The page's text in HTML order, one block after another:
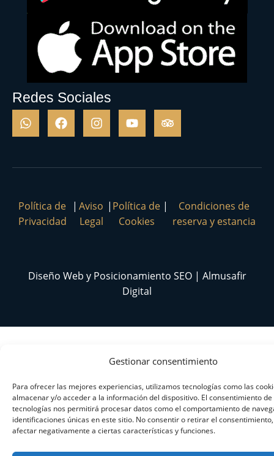
Gestionar consentimiento
Para ofrecer las mejores experiencias, utilizamos tecnologías como las
almacenar y/o acceder a la información del dispositivo. El consentimiento de
tecnologías nos permitirá procesar datos como el comportamiento de
identificaciones únicas en este sitio. No consentir o retirar el
afectar negativamente a ciertas características y funciones.
Redes Sociales
Política de
Privacidad
| Aviso
Legal
| Política de
Cookies
|
Condiciones de
reserva y estancia
Diseño Web y Posicionamiento SEO | Almusafir
Digital